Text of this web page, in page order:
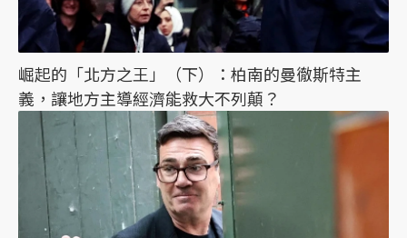
崛起的「北方之王」（下）：柏南的曼徹斯特主
義，讓地方主導經濟能救大不列顛？